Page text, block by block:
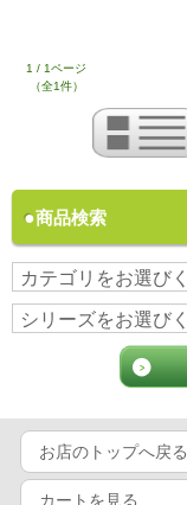
1 / 1ページ
（全1件）
商品検索
お店のトップへ戻る
カートを見る